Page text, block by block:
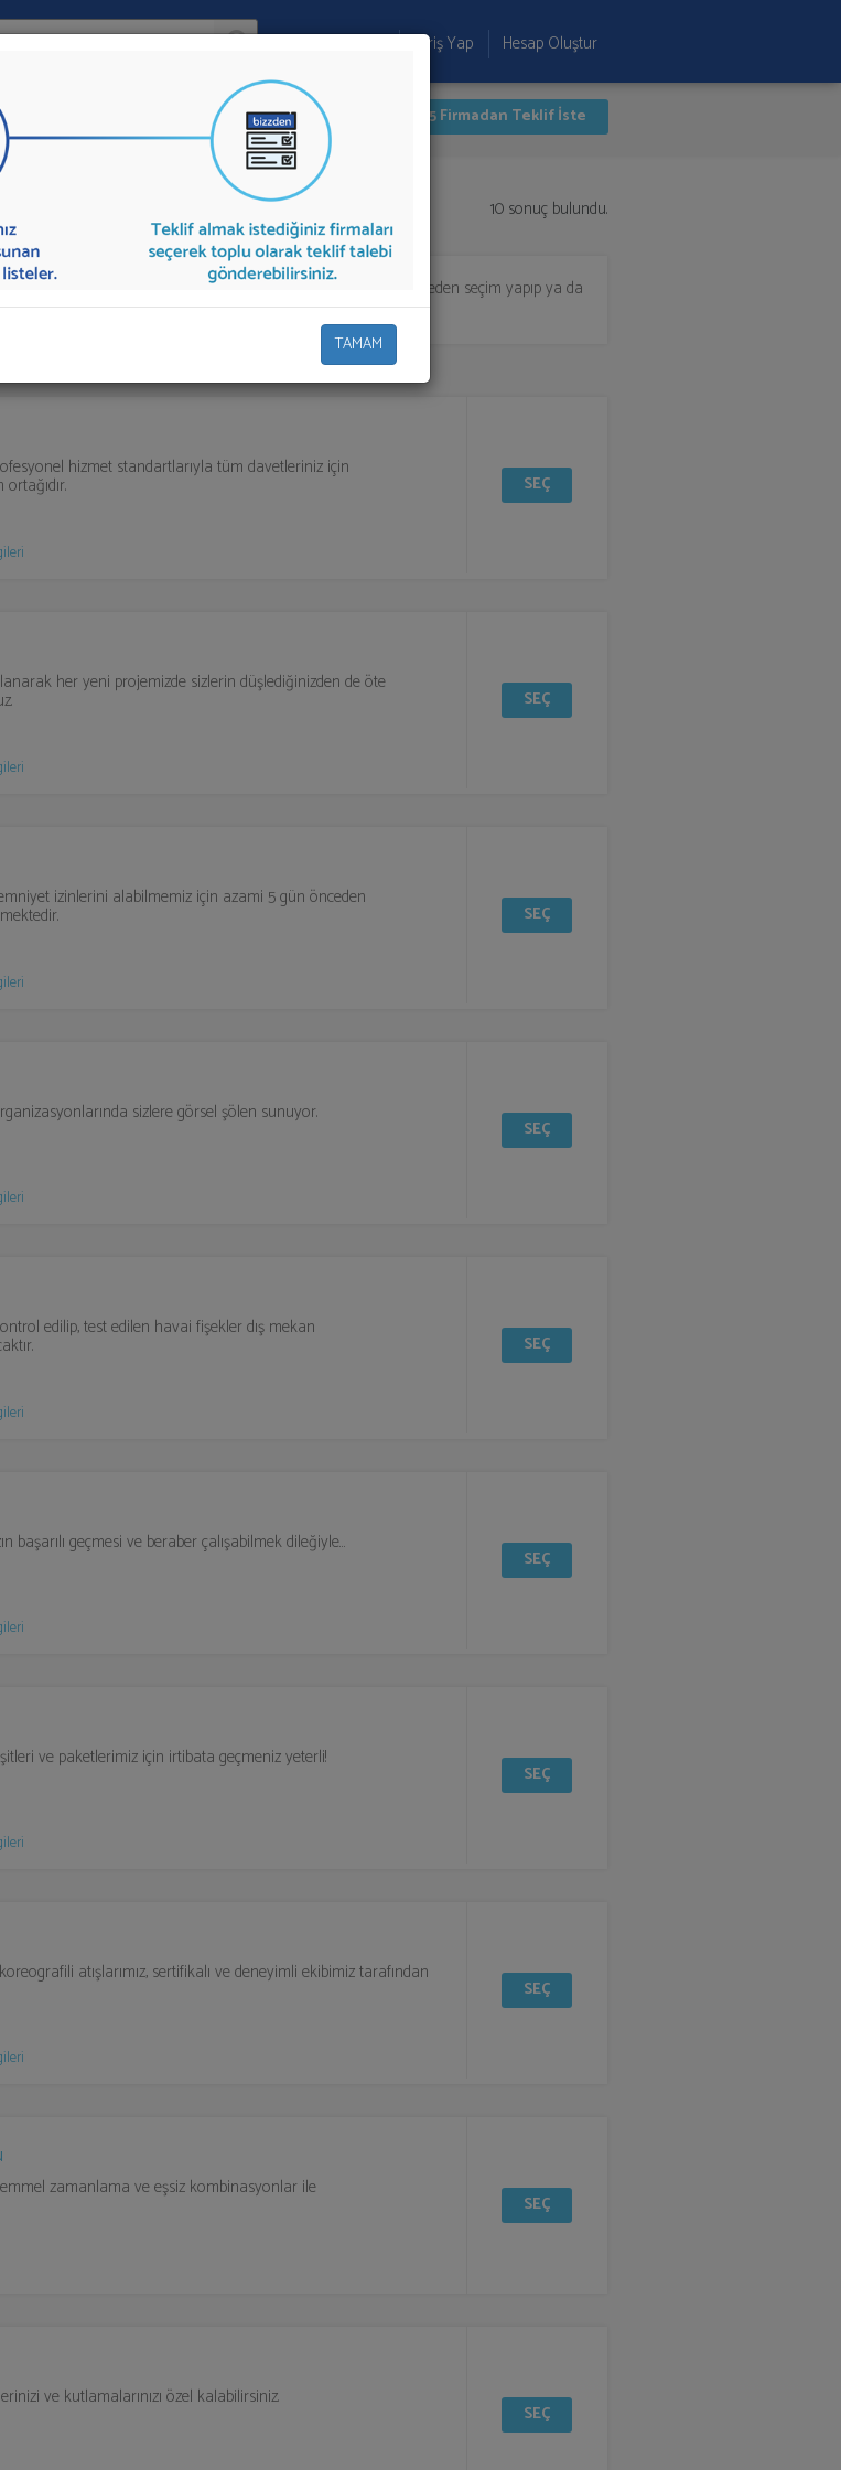
TAMAM
Firma Ekle Giriş Yap Hesap Oluştur
İlk 5 Firmadan Teklif İste
10 sonuç bulundu.
Havai Fişek Organizasyonuteklifi almak için listeden seçim yapıp ya da
firmalara aktarabilirsiniz.
hizmet standartlarıyla tüm davetleriniz için
SEÇ
her yeni projemizde sizlerin düşlediğinizden de öte
SEÇ
izinlerini alabilmemiz için azami 5 gün önceden
SEÇ
sizlere görsel şölen sunuyor.
SEÇ
edilip, test edilen havai fişekler dış mekan
SEÇ
başarılı geçmesi ve beraber çalışabilmek dileğiyle…
SEÇ
ve paketlerimiz için irtibata geçmeniz yeterli!
SEÇ
atışlarımız, sertifikalı ve deneyimli ekibimiz tarafından
SEÇ
zamanlama ve eşsiz kombinasyonlar ile
SEÇ
ve kutlamalarınızı özel kalabilirsiniz.
SEÇ